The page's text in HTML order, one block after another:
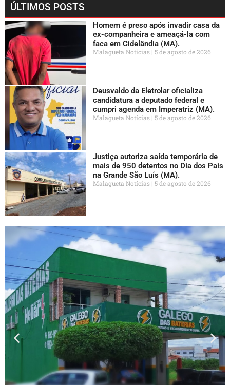
ÚLTIMOS POSTS
Homem é preso após invadir casa da
ex-companheira e ameaçá-la com
faca em Cidelândia (MA).
Malagueta Notícias 5 de agosto de 2026
Deusvaldo da Eletrolar oficializa
candidatura a deputado federal e
cumpri agenda em Imperatriz (MA).
Malagueta Notícias 5 de agosto de 2026
Justiça autoriza saída temporária de
mais de 950 detentos no Dia dos Pais
na Grande São Luís (MA).
Malagueta Notícias 5 de agosto de 2026